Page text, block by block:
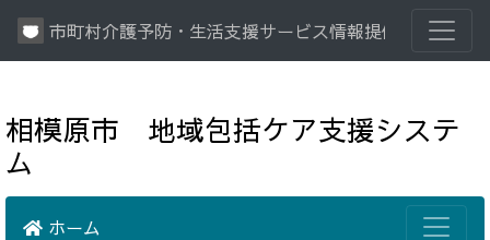
市町村介護予防・生活支援サービス情報提供システム
相模原市 地域包括ケア支援システ
ム
ホーム